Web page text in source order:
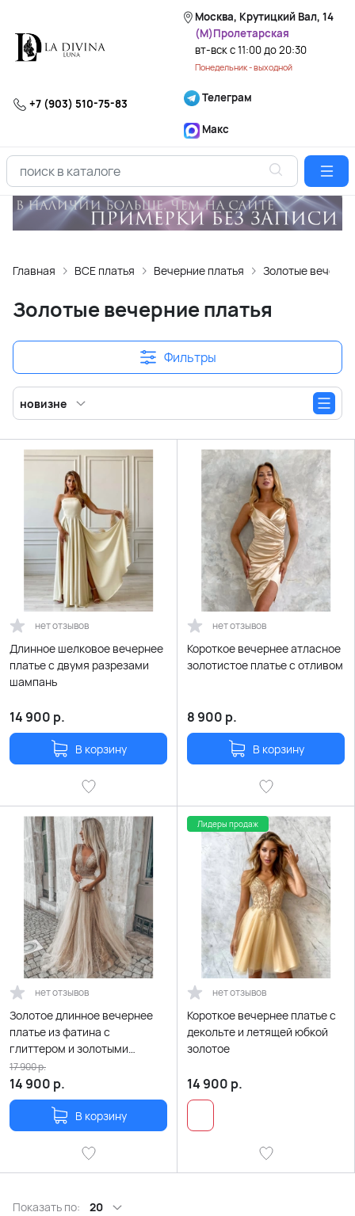
Москва, Крутицкий Вал, 14
(М)Пролетарская
вт-вск с 11:00 до 20:30
Понедельник - выходной
+7 (903) 510-75-83 Телеграм
Макс
Главная ВСЕ платья Вечерние платья Золотые
Золотые вечерние платья
Фильтры
новизне
нет отзывов
Длинное шелковое вечернее
платье с двумя разрезами
шампань
14 900 р.
В корзину
нет отзывов
Короткое вечернее атласное
золотистое платье с отливом
8 900 р.
В корзину
нет отзывов
Золотое длинное вечернее
платье из фатина с
глиттером и золотыми
жемчужинами
14 900 р.
17 900р.
В корзину
Лидеры продаж
нет отзывов
Короткое вечернее платье с
декольте и летящей юбкой
золотое
14 900 р.
Показать по: 20